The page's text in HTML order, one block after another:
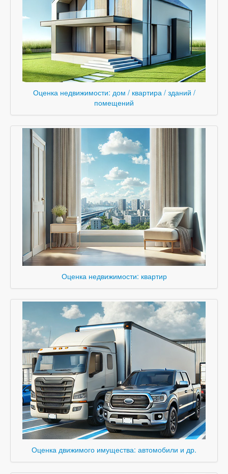
Оценка недвижимости: дом / квартира / зданий /
помещений
Оценка недвижимости: квартир
Оценка движимого имущества: автомобили и др.